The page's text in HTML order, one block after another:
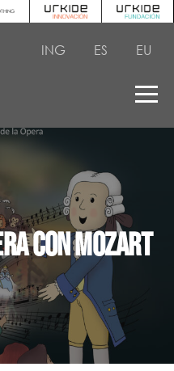
ING ES EU
con Mozart